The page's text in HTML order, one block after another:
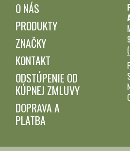
O NÁS
PRODUKTY
ZNAČKY
KONTAKT
ODSTÚPENIE OD
KÚPNEJ ZMLUVY
DOPRAVA A
PLATBA